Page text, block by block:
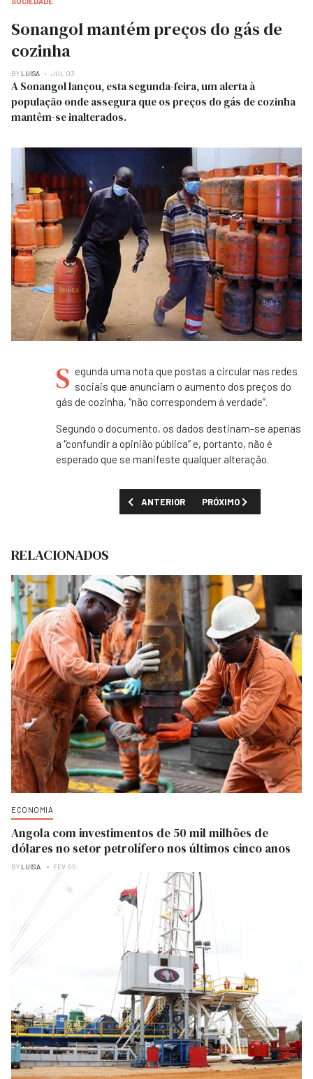
Sonangol mantém preços do gás de
cozinha
BY LUISA JUL 03
A Sonangol lançou, esta segunda-feira, um alerta à
população onde assegura que os preços do gás de cozinha
mantêm-se inalterados.
S egunda uma nota que postas a circular nas redes
sociais que anunciam o aumento dos preços do
gás de cozinha, "não correspondem à verdade”.
Segundo o documento, os dados destinam-se apenas
a "confundir a opinião pública” e, portanto, não é
esperado que se manifeste qualquer alteração.
ARTIGO ANTERIOR: MAIS DE TRÊS MIL
ANTERIOR PRÓXIMO ARTIGO: SIC
PRÓXIMO
RELACIONADOS
ECONOMIA
Angola com investimentos de 50 mil milhões de
dólares no setor petrolífero nos últimos cinco anos
BY LUISA FEV 05